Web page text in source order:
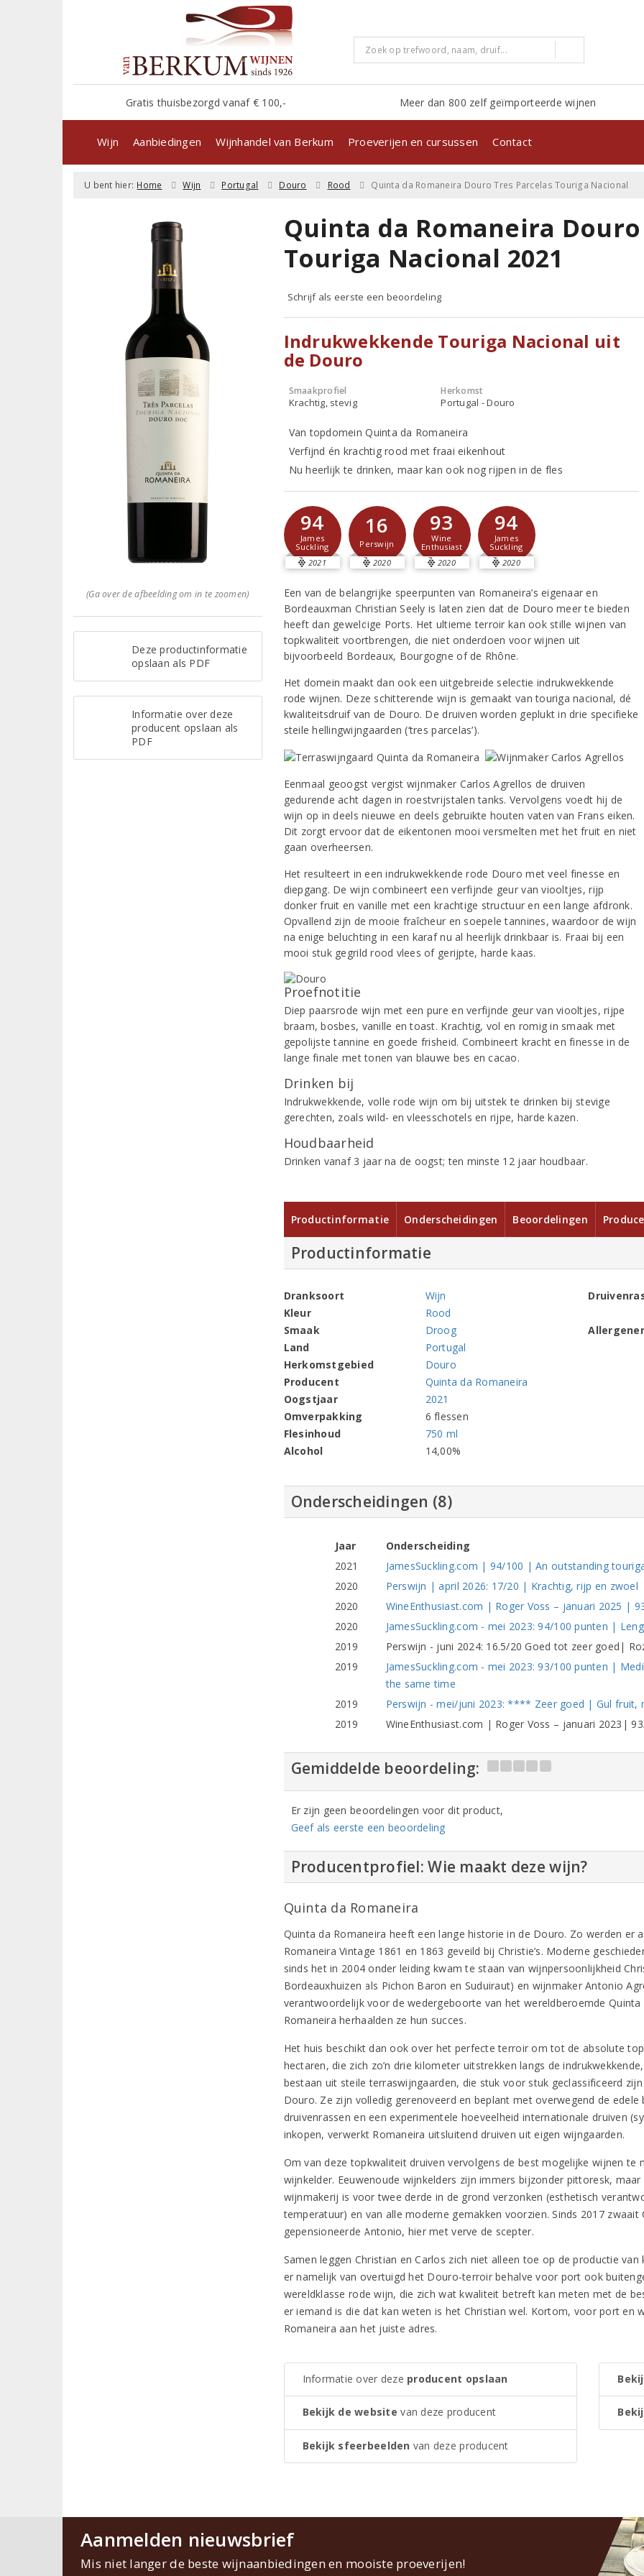
Gratis thuisbezorgd vanaf € 100,- Meer dan 800 zelf geïmporteerde wijnen
Wijn Aanbiedingen Wijnhandel van Berkum Proeverijen en cursussen Contact
U bent hier: Home Wijn Portugal Douro Rood Quinta da Romaneira Douro Tres Parcelas Touriga Nacional
(Ga over de afbeelding om in te zoomen)
Deze productinformatie
opslaan als PDF
Informatie over deze
producent opslaan als
PDF
Quinta da Romaneira
Touriga Nacional 2021
Schrijf als eerste een beoordeling
Indrukwekkende Touriga Nacional uit
de Douro
Smaakprofiel
Krachtig, stevig
Herkomst
Portugal - Douro
Van topdomein Quinta da Romaneira
Verfijnd én krachtig rood met fraai eikenhout
Nu heerlijk te drinken, maar kan ook nog rijpen in de fles
94
James
Suckling
2021
16
Perswijn
2020
93
Wine
Enthusiast
2020
94
James
Suckling
2020
Een van de belangrijke speerpunten van Romaneira’s eigenaar en
Bordeauxman Christian Seely is laten zien dat de Douro meer te bieden
heeft dan geweldige Ports. Het ultieme terroir kan ook stille wijnen van
topkwaliteit voortbrengen, die niet onderdoen voor wijnen uit
bijvoorbeeld Bordeaux, Bourgogne of de Rhône.
Het domein maakt dan ook een uitgebreide selectie indrukwekkende
rode wijnen. Deze schitterende wijn is gemaakt van touriga nacional, dé
kwaliteitsdruif van de Douro. De druiven worden geplukt in drie specifieke
steile hellingwijngaarden (‘tres parcelas’).
Eenmaal geoogst vergist wijnmaker Carlos Agrellos de druiven
gedurende acht dagen in roestvrijstalen tanks. Vervolgens voedt hij de
wijn op in deels nieuwe en deels gebruikte houten vaten van Frans eiken.
Dit zorgt ervoor dat de eikentonen mooi versmelten met het fruit en niet
gaan overheersen.
Het resulteert in een indrukwekkende rode Douro met veel finesse en
diepgang. De wijn combineert een verfijnde geur van viooltjes, rijp
donker fruit en vanille met een krachtige structuur en een lange afdronk.
Opvallend zijn de mooie fraîcheur en soepele tannines, waardoor de wijn
na enige beluchting in een karaf nu al heerlijk drinkbaar is. Fraai bij een
mooi stuk gegrild rood vlees of gerijpte, harde kaas.
Proefnotitie
Diep paarsrode wijn met een pure en verfijnde geur van viooltjes, rijpe
braam, bosbes, vanille en toast. Krachtig, vol en romig in smaak met
gepolijste tannine en goede frisheid. Combineert kracht en finesse in de
lange finale met tonen van blauwe bes en cacao.
Drinken bij
Indrukwekkende, volle rode wijn om bij uitstek te drinken bij stevige
gerechten, zoals wild- en vleesschotels en rijpe, harde kazen.
Houdbaarheid
Drinken vanaf 3 jaar na de oogst; ten minste 12 jaar houdbaar.
Productinformatie Onderscheidingen Beoordelingen
Productinformatie
Dranksoort
Wijn
Kleur
Rood
Smaak
Droog
Land
Portugal
Herkomstgebied
Douro
Producent
Quinta da Romaneira
Oogstjaar
2021
Omverpakking
6 flessen
Flesinhoud
750 ml
Alcohol
14,00%
Onderscheidingen (8)
Jaar
Onderscheiding
2021
JamesSuckling.com | 94/100 | An outstanding
2020
Perswijn | april 2026: 17/20 | Krachtig, rijp en zwoel
2020
WineEnthusiast.com | Roger Voss – januari 2025 |
2020
JamesSuckling.com - mei 2023: 94/100 punten |
2019
Perswijn - juni 2024: 16.5/20 Goed tot zeer goed|
2019
JamesSuckling.com - mei 2023: 93/100 punten |
the same time
2019
Perswijn - mei/juni 2023: **** Zeer goed | Gul fruit,
2019
WineEnthusiast.com | Roger Voss – januari 2023|
Gemiddelde beoordeling:
Er zijn geen beoordelingen voor dit product,
Geef als eerste een beoordeling
Producentprofiel: Wie maakt deze wijn?
Quinta da Romaneira
Quinta da Romaneira heeft een lange historie in de Douro. Zo werden er
Romaneira Vintage 1861 en 1863 geveild bij Christie’s. Moderne
sinds het in 2004 onder leiding kwam te staan van wijnpersoonlijkheid
Bordeauxhuizen als Pichon Baron en Suduiraut) en wijnmaker Antonio
verantwoordelijk voor de wedergeboorte van het wereldberoemde
Romaneira herhaalden ze hun succes.
Het huis beschikt dan ook over het perfecte terroir om tot de absolute
hectaren, die zich zo’n drie kilometer uitstrekken langs de
bestaan uit steile terraswijngaarden, die stuk voor stuk geclassificeerd
Douro. Ze zijn volledig gerenoveerd en beplant met overwegend de
druivenrassen en een experimentele hoeveelheid internationale druiven
inkopen, verwerkt Romaneira uitsluitend druiven uit eigen wijngaarden.
Om van deze topkwaliteit druiven vervolgens de best mogelijke wijnen te
wijnkelder. Eeuwenoude wijnkelders zijn immers bijzonder pittoresk,
wijnmakerij is voor twee derde in de grond verzonken (esthetisch
temperatuur) en van alle moderne gemakken voorzien. Sinds 2017
gepensioneerde Antonio, hier met verve de scepter.
Samen leggen Christian en Carlos zich niet alleen toe op de productie
er namelijk van overtuigd het Douro-terroir behalve voor port ook
wereldklasse rode wijn, die zich wat kwaliteit betreft kan meten met de
er iemand is die dat kan weten is het Christian wel. Kortom, voor port en
Romaneira aan het juiste adres.
Informatie over deze producent opslaan
Bekijk de website van deze producent
Bekijk sfeerbeelden van deze producent
Aanmelden nieuwsbrief
Mis niet langer de beste wijnaanbiedingen en mooiste proeverijen!